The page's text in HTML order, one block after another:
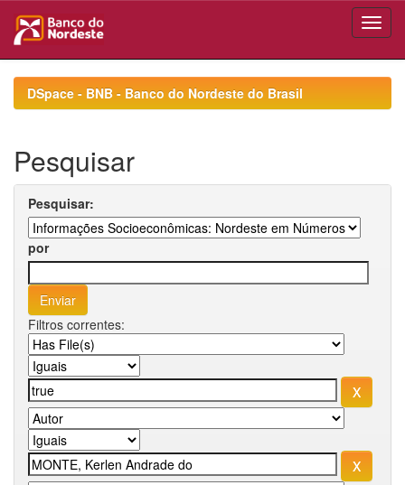
navigationDSpace - BNB - Banco do Nordeste do Brasil
Pesquisar
Pesquisar:
por
Filtros correntes: